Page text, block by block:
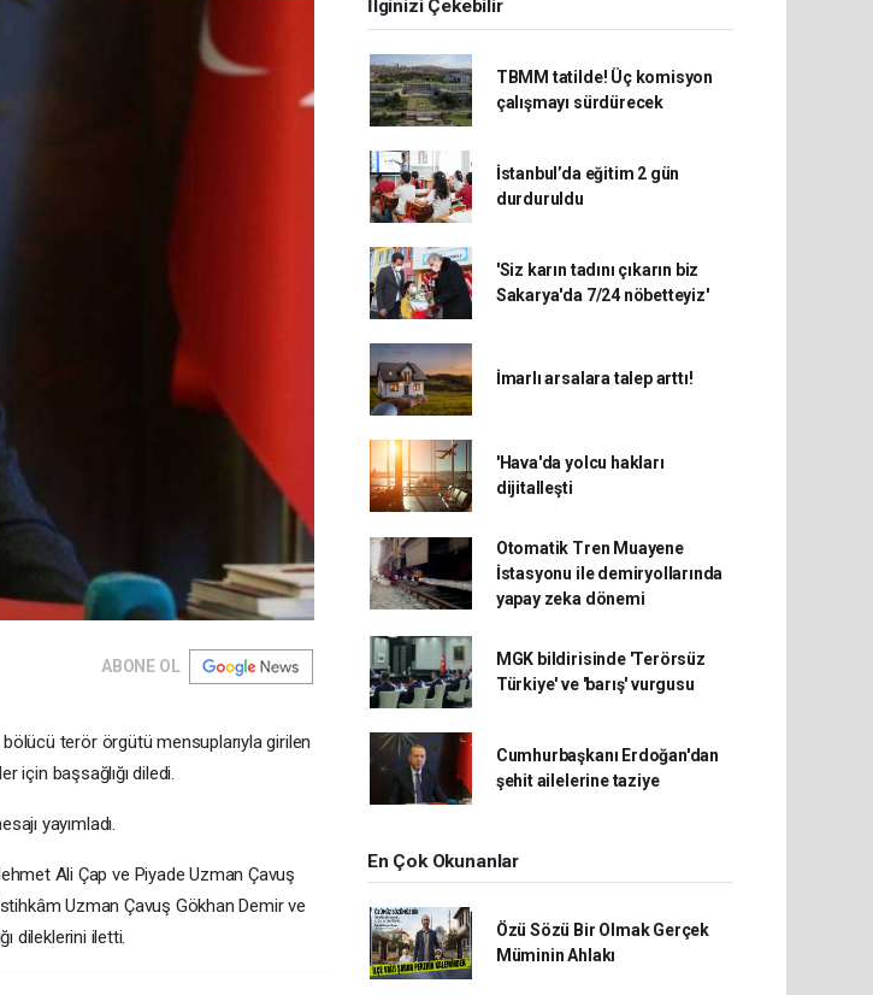
ABONE OL
terör örgütü mensuplarıyla girilen
için başsağlığı diledi.
yayımladı.
Ali Çap ve Piyade Uzman Çavuş
Uzman Çavuş Gökhan Demir ve
dileklerini iletti.
İlginizi Çekebilir
TBMM tatilde! Üç komisyon
çalışmayı sürdürecek
İstanbul’da eğitim 2 gün
durduruldu
'Siz karın tadını çıkarın biz
Sakarya'da 7/24 nöbetteyiz'
İmarlı arsalara talep arttı!
'Hava'da yolcu hakları
dijitalleşti
Otomatik Tren Muayene
İstasyonu ile demiryollarında
yapay zeka dönemi
MGK bildirisinde 'Terörsüz
Türkiye' ve 'barış' vurgusu
Cumhurbaşkanı Erdoğan'dan
şehit ailelerine taziye
En Çok Okunanlar
Özü Sözü Bir Olmak Gerçek
Müminin Ahlakı